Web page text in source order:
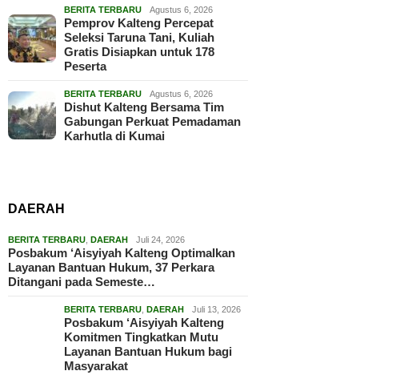
BERITA TERBARU Agustus 6, 2026
Pemprov Kalteng Percepat
Seleksi Taruna Tani, Kuliah
Gratis Disiapkan untuk 178
Peserta
BERITA TERBARU Agustus 6, 2026
Dishut Kalteng Bersama Tim
Gabungan Perkuat Pemadaman
Karhutla di Kumai
DAERAH
BERITA TERBARU ,DAERAH Juli 24, 2026
Posbakum ‘Aisyiyah Kalteng Optimalkan
Layanan Bantuan Hukum, 37 Perkara
Ditangani pada Semeste…
BERITA TERBARU ,DAERAH Juli 13, 2026
Posbakum ‘Aisyiyah Kalteng
Komitmen Tingkatkan Mutu
Layanan Bantuan Hukum bagi
Masyarakat